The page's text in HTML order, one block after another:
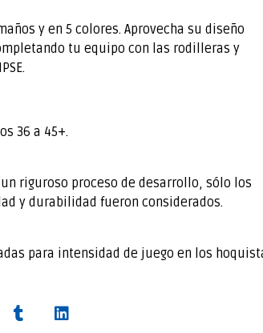
y en 5 colores. Aprovecha su diseño
tu equipo con las rodilleras y
36 a 45+.
riguroso proceso de desarrollo, sólo los
y durabilidad fueron considerados.
para intensidad de juego en los